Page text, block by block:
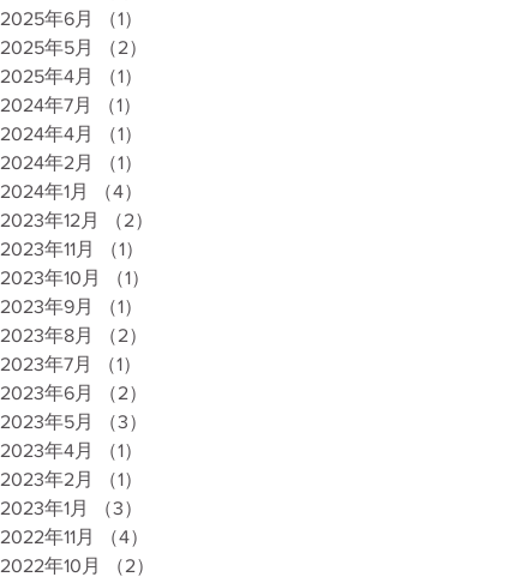
2025年6月
（1）
2025年5月
（2）
2025年4月
（1）
2024年7月
（1）
2024年4月
（1）
2024年2月
（1）
2024年1月
（4）
2023年12月
（2）
2023年11月
（1）
2023年10月
（1）
2023年9月
（1）
2023年8月
（2）
2023年7月
（1）
2023年6月
（2）
2023年5月
（3）
2023年4月
（1）
2023年2月
（1）
2023年1月
（3）
2022年11月
（4）
2022年10月
（2）